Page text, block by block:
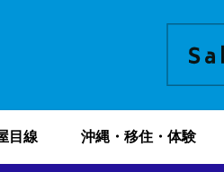
目線 沖縄・移住・体験